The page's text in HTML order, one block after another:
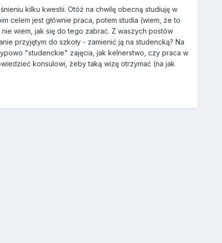
kilku kwestii. Otóż na chwilę obecną studiuję w
celem jest głównie praca, potem studia (wiem, że to
wiem, jak się do tego zabrać. Z waszych postów
przyjętym do szkoły - zamienić ją na studencką? Na
"studenckie" zajęcia, jak kelnerstwo, czy praca w
konsulowi, żeby taką wizę otrzymać (na jak